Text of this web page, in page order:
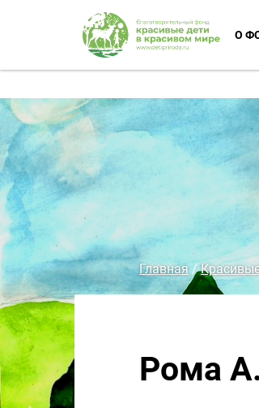
О
Главная/
Рома